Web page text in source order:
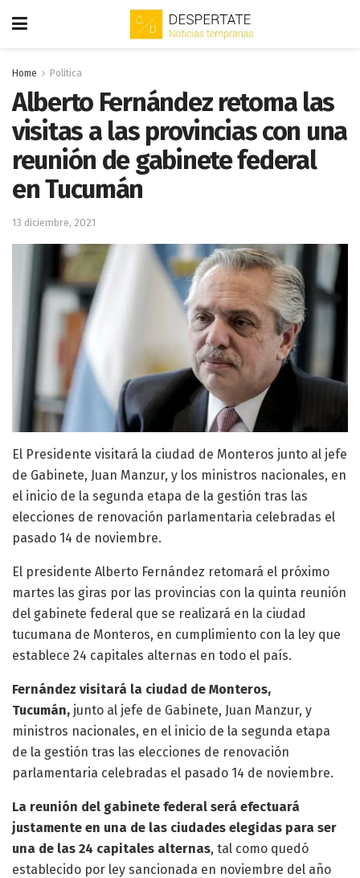
Home Politica
Alberto Fernández retoma las
visitas a las provincias con una
reunión de gabinete federal
en Tucumán
13 diciembre, 2021
El Presidente visitará la ciudad de Monteros junto al jefe
de Gabinete, Juan Manzur, y los ministros nacionales, en
el inicio de la segunda etapa de la gestión tras las
elecciones de renovación parlamentaria celebradas el
pasado 14 de noviembre.
El presidente Alberto Fernández retomará el próximo
martes las giras por las provincias con la quinta reunión
del gabinete federal que se realizará en la ciudad
tucumana de Monteros, en cumplimiento con la ley que
establece 24 capitales alternas en todo el país.
Fernández visitará la ciudad de Monteros,
Tucumán, junto al jefe de Gabinete, Juan Manzur, y
ministros nacionales, en el inicio de la segunda etapa
de la gestión tras las elecciones de renovación
parlamentaria celebradas el pasado 14 de noviembre.
La reunión del gabinete federal será efectuará
justamente en una de las ciudades elegidas para ser
una de las 24 capitales alternas, tal como quedó
establecido por ley sancionada en noviembre del año